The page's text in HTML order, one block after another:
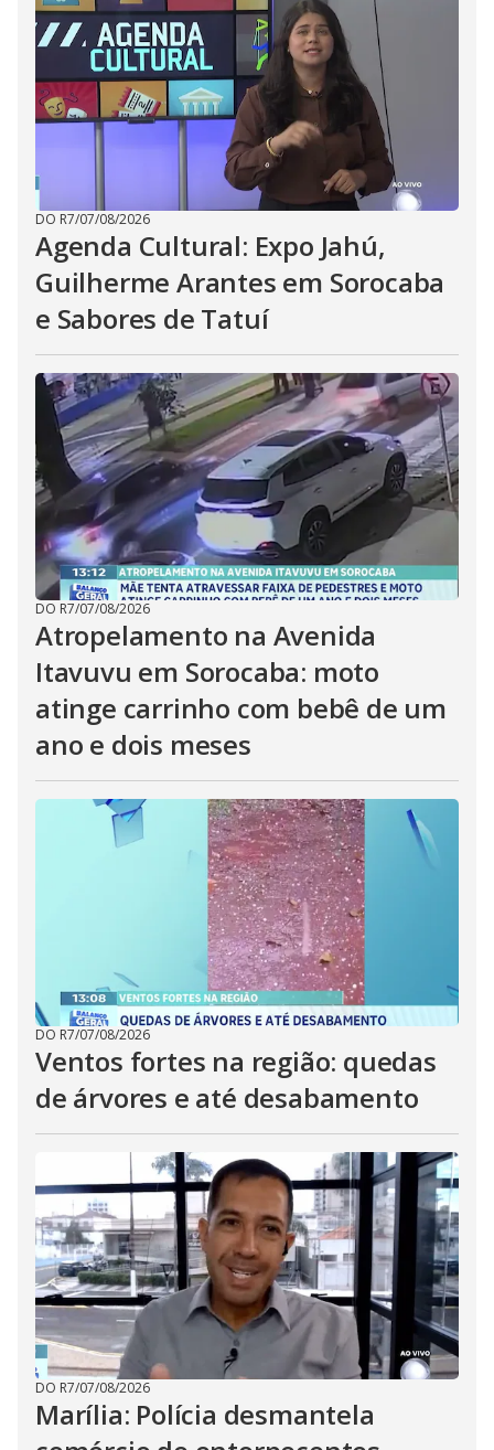
DO R7/07/08/2026
Agenda Cultural: Expo Jahú,
Guilherme Arantes em Sorocaba
e Sabores de Tatuí
DO R7/07/08/2026
Atropelamento na Avenida
Itavuvu em Sorocaba: moto
atinge carrinho com bebê de um
ano e dois meses
DO R7/07/08/2026
Ventos fortes na região: quedas
de árvores e até desabamento
DO R7/07/08/2026
Marília: Polícia desmantela